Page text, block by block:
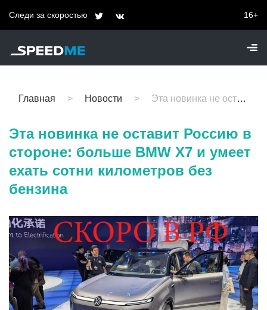
Следи за скоростью 16+
Главная Новости Эта новинка не оставит Россию в стороне: больше BMW X7 и умеет ехать сотни километров без бензина
Эта новинка не оставит Россию в
стороне: больше BMW X7 и умеет
ехать сотни километров без
бензина